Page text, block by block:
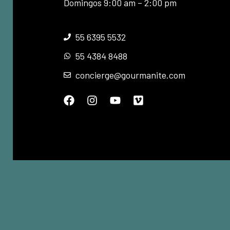
Domingos 9:00 am – 2:00 pm
55 6395 5532
55 4384 8488
concierge@gourmanite.com